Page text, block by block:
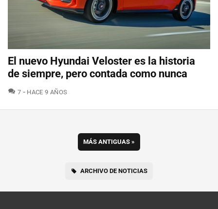
El nuevo Hyundai Veloster es la historia
de siempre, pero contada como nunca
7 COMENTARIOS
HACE 9 AÑOS
MÁS ANTIGUAS »
ARCHIVO DE NOTICIAS